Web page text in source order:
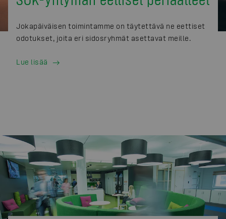
Jokapäiväisen toimintamme on täytettävä ne eettiset
odotukset, joita eri sidosryhmät asettavat meille.
Lue lisää